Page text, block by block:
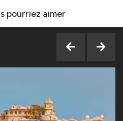
pourriez aimer